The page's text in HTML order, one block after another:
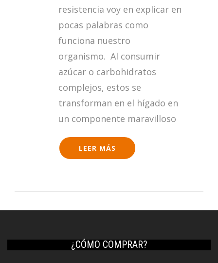
resistencia voy en explicar en
pocas palabras como
funciona nuestro
organismo. Al consumir
azúcar o carbohidratos
complejos, estos se
transforman en el hígado en
un componente maravilloso
LEER MÁS
¿CÓMO COMPRAR?